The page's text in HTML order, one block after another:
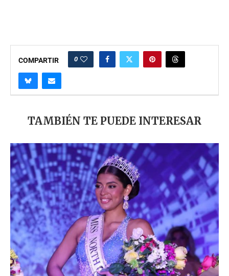
COMPARTIR 0
TAMBIÉN TE PUEDE INTERESAR